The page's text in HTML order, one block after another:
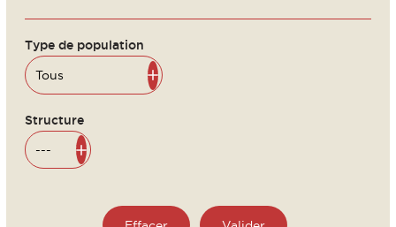
Type de population
Structure